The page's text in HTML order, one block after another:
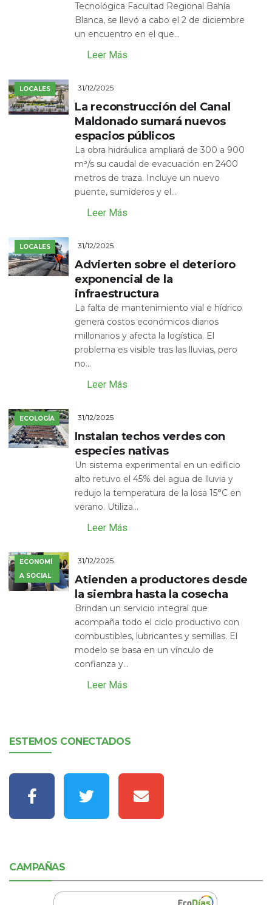
Tecnológica Facultad Regional Bahía
Blanca, se llevó a cabo el 2 de diciembre
un encuentro en el que...
Leer Más
LOCALES 31/12/2025
La reconstrucción del Canal
Maldonado sumará nuevos
espacios públicos
La obra hidráulica ampliará de 300 a 900
m³/s su caudal de evacuación en 2400
metros de traza. Incluye un nuevo
puente, sumideros y el...
Leer Más
LOCALES 31/12/2025
Advierten sobre el deterioro
exponencial de la
infraestructura
La falta de mantenimiento vial e hídrico
genera costos económicos diarios
millonarios y afecta la logística. El
problema es visible tras las lluvias, pero
no...
Leer Más
ECOLOGÍA 31/12/2025
Instalan techos verdes con
especies nativas
Un sistema experimental en un edificio
alto retuvo el 45% del agua de lluvia y
redujo la temperatura de la losa 15°C en
verano. Utiliza...
Leer Más
ECONOMÍ
A SOCIAL
31/12/2025
Atienden a productores desde
la siembra hasta la cosecha
Brindan un servicio integral que
acompaña todo el ciclo productivo con
combustibles, lubricantes y semillas. El
modelo se basa en un vínculo de
confianza y...
Leer Más
ESTEMOS CONECTADOS
CAMPAÑAS